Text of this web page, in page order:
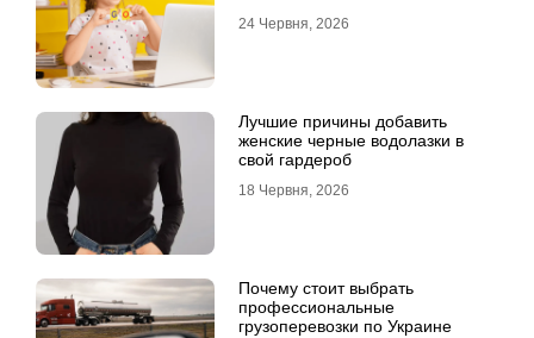
24 Червня, 2026
Лучшие причины добавить
женские черные водолазки в
свой гардероб
18 Червня, 2026
Почему стоит выбрать
профессиональные
грузоперевозки по Украине